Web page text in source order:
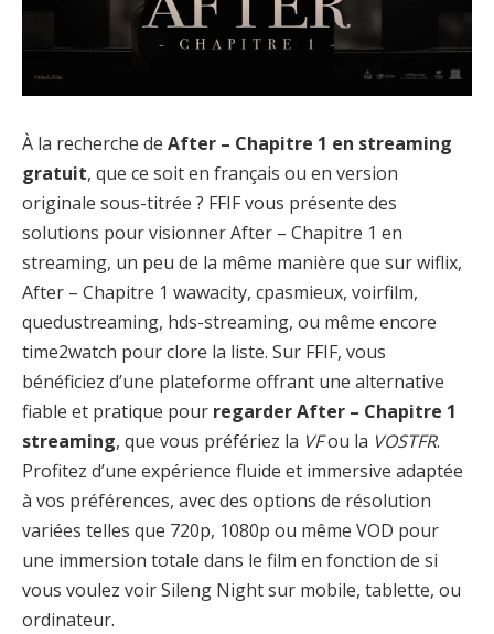
À la recherche de After – Chapitre 1 en streaming
gratuit, que ce soit en français ou en version
originale sous-titrée ? FFIF vous présente des
solutions pour visionner After – Chapitre 1 en
streaming, un peu de la même manière que sur wiflix,
After – Chapitre 1 wawacity, cpasmieux, voirfilm,
quedustreaming, hds-streaming, ou même encore
time2watch pour clore la liste. Sur FFIF, vous
bénéficiez d’une plateforme offrant une alternative
fiable et pratique pour regarder After – Chapitre 1
streaming, que vous préfériez la VFou la VOSTFR.
Profitez d’une expérience fluide et immersive adaptée
à vos préférences, avec des options de résolution
variées telles que 720p, 1080p ou même VOD pour
une immersion totale dans le film en fonction de si
vous voulez voir Sileng Night sur mobile, tablette, ou
ordinateur.